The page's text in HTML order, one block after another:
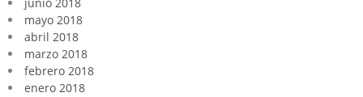
junio 2018
mayo 2018
abril 2018
marzo 2018
febrero 2018
enero 2018